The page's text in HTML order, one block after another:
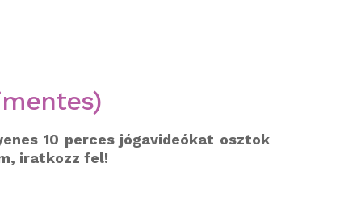
10 perces jógavideókat osztok
iratkozz fel!